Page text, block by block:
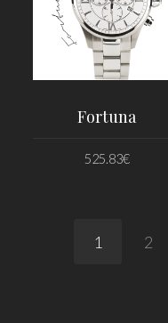
Fortuna
525.83€
1 2